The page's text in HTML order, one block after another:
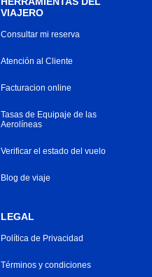
VIAJERO
Consultar mi reserva
Atención al Cliente
Facturacion online
Tasas de Equipaje de las
Aerolíneas
Verificar el estado del vuelo
Blog de viaje
LEGAL
Política de Privacidad
Términos y condiciones